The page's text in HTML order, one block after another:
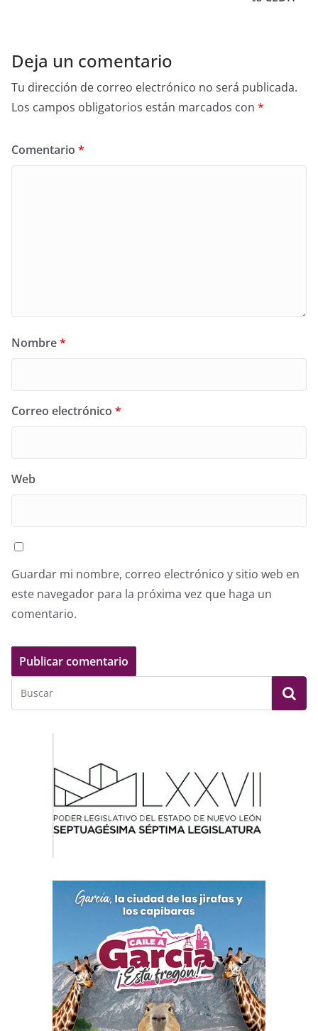
Deja un comentario
Tu dirección de correo electrónico no será publicada.
Los campos obligatorios están marcados con *
Comentario *
Nombre*
Correo electrónico *
Web
Guardar mi nombre, correo electrónico y sitio web en
este navegador para la próxima vez que haga un
comentario.